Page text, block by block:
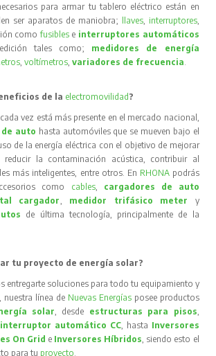
para armar tu tablero eléctrico están en
ser aparatos de maniobra; llaves, interruptores,
comofusibles e interruptores automáticos
tales como; medidores de energía
,voltímetros ,variadores de frecuencia
de la electromovilidad?
cada vez está más presente en el mercado nacional,
auto hasta automóviles que se mueven bajo el
de la energía eléctrica con el objetivo de mejorar
la contaminación acústica, contribuir al
más inteligentes, entre otros. En RHONA podrás
como cables, cargadores de auto
cargador medidor trifásico meter
y
de última tecnología, principalmente de la
tu proyecto de energía solar?
entregarte soluciones para todo tu equipamiento y
nuestra línea de Nuevas Energíasposee productos
solar , desde estructuras para pisos
interruptor automático CC, hasta Inversores
On Grid e Inversores Híbridos , siendo esto el
para tu proyecto